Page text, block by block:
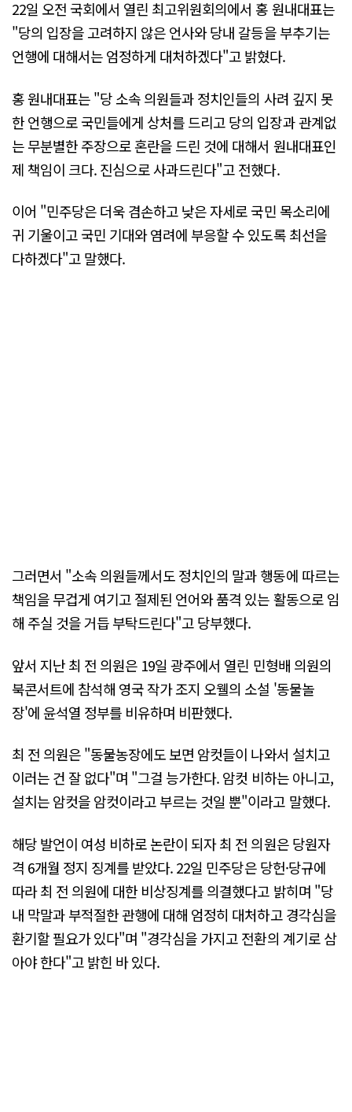
22일 오전 국회에서 열린 최고위원회의에서 홍 원내대표는
"당의 입장을 고려하지 않은 언사와 당내 갈등을 부추기는
언행에 대해서는 엄정하게 대처하겠다"고 밝혔다.
홍 원내대표는 "당 소속 의원들과 정치인들의 사려 깊지 못
한 언행으로 국민들에게 상처를 드리고 당의 입장과 관계없
는 무분별한 주장으로 혼란을 드린 것에 대해서 원내대표인
제 책임이 크다. 진심으로 사과드린다"고 전했다.
이어 "민주당은 더욱 겸손하고 낮은 자세로 국민 목소리에
귀 기울이고 국민 기대와 염려에 부응할 수 있도록 최선을
다하겠다"고 말했다.
그러면서 "소속 의원들께서도 정치인의 말과 행동에 따르는
책임을 무겁게 여기고 절제된 언어와 품격 있는 활동으로 임
해 주실 것을 거듭 부탁드린다"고 당부했다.
앞서 지난 최 전 의원은 19일 광주에서 열린 민형배 의원의
북콘서트에 참석해 영국 작가 조지 오웰의 소설 '동물놀
장'에 윤석열 정부를 비유하며 비판했다.
최 전 의원은 "동물농장에도 보면 암컷들이 나와서 설치고
이러는 건 잘 없다"며 "그걸 능가한다. 암컷 비하는 아니고,
설치는 암컷을 암컷이라고 부르는 것일 뿐"이라고 말했다.
해당 발언이 여성 비하로 논란이 되자 최 전 의원은 당원자
격 6개월 정지 징계를 받았다. 22일 민주당은 당헌·당규에
따라 최 전 의원에 대한 비상징계를 의결했다고 밝히며 "당
내 막말과 부적절한 관행에 대해 엄정히 대처하고 경각심을
환기할 필요가 있다"며 "경각심을 가지고 전환의 계기로 삼
아야 한다"고 밝힌 바 있다.